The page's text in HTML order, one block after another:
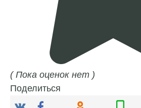
( Пока оценок нет )
Поделиться